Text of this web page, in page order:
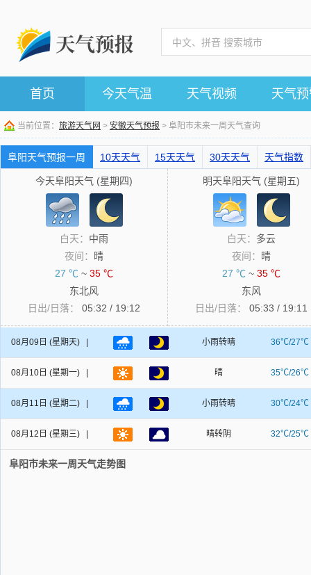
首页 今天气温 天气视频 天气
当前位置： 旅游天气网 > 安徽天气预报 > 阜阳市未来一周天气查询
阜阳天气预报一周 10天天气 15天天气 30天天气 天气指数
今天阜阳天气 (星期四)
白天： 中雨
夜间：
晴
27 ℃ ~ 35 ℃
东北风
日出/日落：
05:32 / 19:12
明天阜阳天气 (星期五)
白天： 多云
夜间：
晴
27 ℃ ~ 35 ℃
东风
日出/日落：
05:33 / 19:11
08月09日 (星期天) | 小雨转晴 36℃/27℃
08月10日 (星期一) | 晴 35℃/26℃
08月11日 (星期二) | 小雨转晴 30℃/24℃
08月12日 (星期三) | 晴转阴 32℃/25℃
阜阳市未来一周天气走势图